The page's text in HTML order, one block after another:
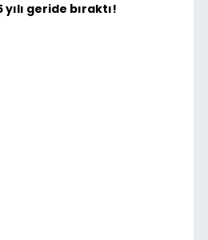
geride bıraktı!